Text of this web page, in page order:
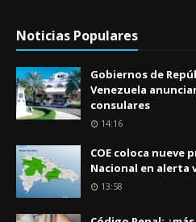
Noticias Populares
Gobiernos de
Venezuela
consulares
14:16
COE coloca nueve
Nacional en alerta
13:58